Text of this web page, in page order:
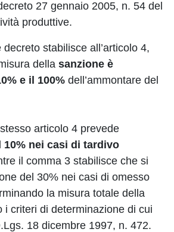
27 gennaio 2005, n. 54 del
produttive.
stabilisce all’articolo 4,
della sanzione è
e il 100% dell’ammontare del
articolo 4 prevede
10% nei casi di tardivo
il comma 3 stabilisce che si
del 30% nei casi di omesso
la misura totale della
i criteri di determinazione di cui
18 dicembre 1997, n. 472.